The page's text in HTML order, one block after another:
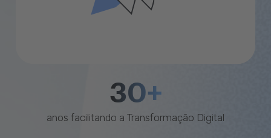
30+
anos facilitando a Transformação Digital